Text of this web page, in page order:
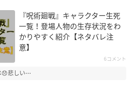
『呪術廻戦』キャラクター生死
一覧！登場人物の生存状況をわ
かりやすく紹介【ネタバレ注
意】
6コメント
😞悲しい⋯